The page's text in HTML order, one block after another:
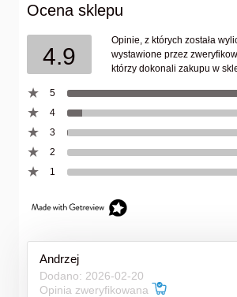
Ocena sklepu
4.9
Opinie, z których została
wystawione przez
którzy dokonali zakupu w
5
4
3
2
1
Andrzej
Dodano: 2026-02-20
Opinia zweryfikowana